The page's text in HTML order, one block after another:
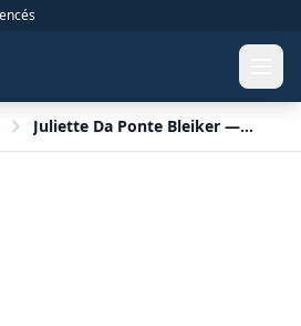
Juliette Da Ponte Bleiker — Psychologue à Chevrier